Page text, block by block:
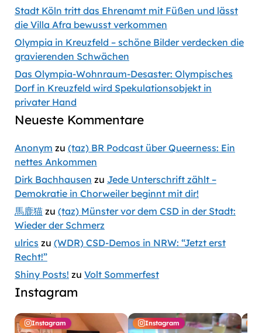
Stadt Köln tritt das Ehrenamt mit Füßen und lässt
die Villa Afra bewusst verkommen
Olympia in Kreuzfeld – schöne Bilder verdecken die
gravierenden Schwächen
Das Olympia-Wohnraum-Desaster: Olympisches
Dorf in Kreuzfeld wird Spekulationsobjekt in
privater Hand
Neueste Kommentare
Anonym zu (taz) BR Podcast über Queerness: Ein
nettes Ankommen
Dirk Bachhausen zu Jede Unterschrift zählt –
Demokratie in Chorweiler beginnt mit dir!
馬鹿猫zu (taz) Münster vor dem CSD in der Stadt:
Wieder der Schmerz
ulrics zu (WDR) CSD-Demos in NRW: “Jetzt erst
Recht!”
Shiny Posts! zu Volt Sommerfest
Instagram
Instagram Instagram